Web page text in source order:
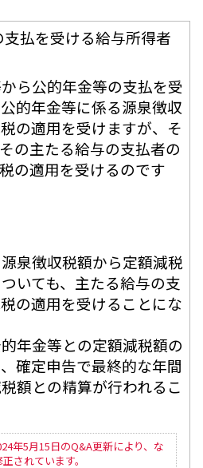
払を受ける給与所得者
ら公的年金等の支払を受
的年金等に係る源泉徴収
の適用を受けますが、そ
の主たる給与の支払者の
の適用を受けるのです
泉徴収税額から定額減税
いても、主たる給与の支
の適用を受けることにな
年金等との定額減税額の
確定申告で最終的な年間
額との精算が行われるこ
年5月15日のQ&A更新により、な
されています。